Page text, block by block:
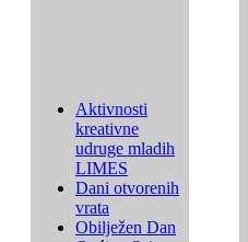
Aktivnosti
kreativne
udruge mladih
LIMES
Dani otvorenih
vrata
Obilježen Dan